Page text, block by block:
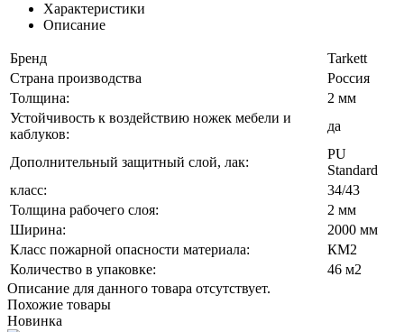
Характеристики
Описание
Бренд
Tarkett
Страна производства
Россия
Толщина:
2 мм
Устойчивость к воздействию ножек мебели и
каблуков:
да
Дополнительный защитный слой, лак:
PU
Standard
класс:
34/43
Толщина рабочего слоя:
2 мм
Ширина:
2000 мм
Класс пожарной опасности материала:
КМ2
Количество в упаковке:
46 м2
Описание для данного товара отсутствует.
Похожие товары
Новинка